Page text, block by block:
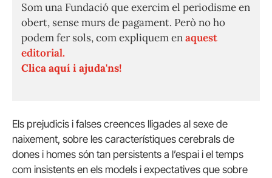
Som una Fundació que exercim el periodisme en
obert, sense murs de pagament. Però no ho
podem fer sols, com expliquem enaquest
editorial.
Clica aquí i ajuda'ns!
Els prejudicis i falses creences lligades al sexe de
naixement, sobre les característiques cerebrals de
dones i homes són tan persistents a l’espai i el temps
com insistents en els models i expectatives que sobre